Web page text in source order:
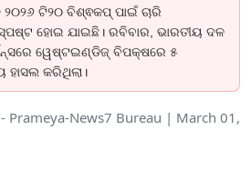
ଟି୨୦ ବିଶ୍ଵକପ୍ ପାଇଁ ଚାରି
ହୋଇ ଯାଇଛି। ରବିବାର, ଭାରତୀୟ ଦଳ
ୱେଷ୍ଟଇଣ୍ଡିଜ୍ ବିପକ୍ଷରେ ୫
କରିଥିଲା।
- Prameya-News7 Bureau | March 01,